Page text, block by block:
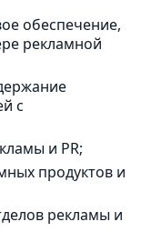
обеспечение,
рекламной
с
и PR;
продуктов и
рекламы и